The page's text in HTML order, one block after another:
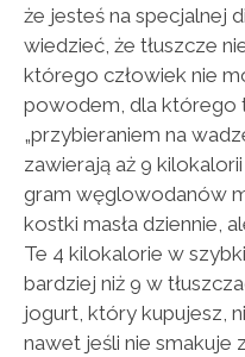
że jesteś na specjalnej
wiedzieć, że tłuszcze
którego człowiek nie
powodem, dla którego
„przybieraniem na
zawierają aż 9
gram węglowodanów
kostki masła dziennie,
Te 4 kilokalorie w
bardziej niż 9 w
jogurt, który kupujesz,
nawet jeśli nie smakuje